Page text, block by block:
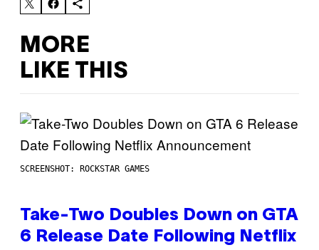
MORE
LIKE THIS
SCREENSHOT: ROCKSTAR GAMES
Take-Two Doubles Down on GTA
6 Release Date Following Netflix